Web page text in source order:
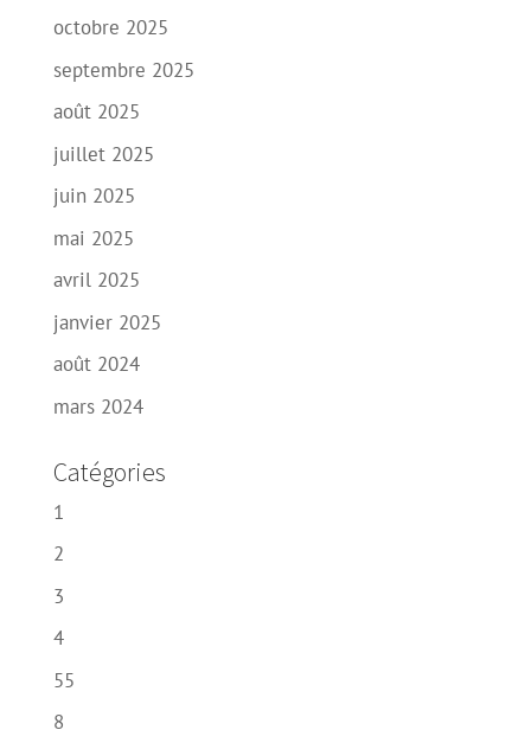
octobre 2025
septembre 2025
août 2025
juillet 2025
juin 2025
mai 2025
avril 2025
janvier 2025
août 2024
mars 2024
Catégories
1
2
3
4
55
8